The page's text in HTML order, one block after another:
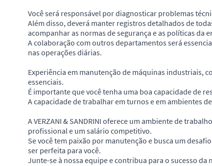
Você será responsável por diagnosticar problemas
Além disso, deverá manter registros detalhados de
acompanhar as normas de segurança e as políticas da
A colaboração com outros departamentos será
nas operações diárias.
Experiência em manutenção de máquinas industriais,
essenciais.
É importante que você tenha uma boa capacidade de
A capacidade de trabalhar em turnos e em ambientes
A VERZANI & SANDRINI oferece um ambiente de
profissional e um salário competitivo.
Se você tem paixão por manutenção e busca um
ser perfeita para você.
Junte-se à nossa equipe e contribua para o sucesso da